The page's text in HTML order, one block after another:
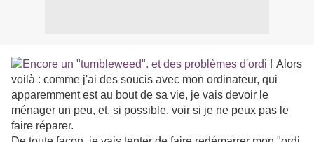
Alors
voilà : comme j'ai des soucis avec mon ordinateur, qui
apparemment est au bout de sa vie, je vais devoir le
ménager un peu, et, si possible, voir si je ne peux pas le
faire réparer.